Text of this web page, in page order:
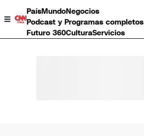
PaísMundoNegocios
Podcast y Programas completos
Futuro 360CulturaServicios